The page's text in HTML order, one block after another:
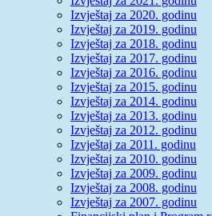
Izvještaj za 2020. godinu
Izvještaj za 2019. godinu
Izvještaj za 2018. godinu
Izvještaj za 2017. godinu
Izvještaj za 2016. godinu
Izvještaj za 2015. godinu
Izvještaj za 2014. godinu
Izvještaj za 2013. godinu
Izvještaj za 2012. godinu
Izvještaj za 2011. godinu
Izvještaj za 2010. godinu
Izvještaj za 2009. godinu
Izvještaj za 2008. godinu
Izvještaj za 2007. godinu